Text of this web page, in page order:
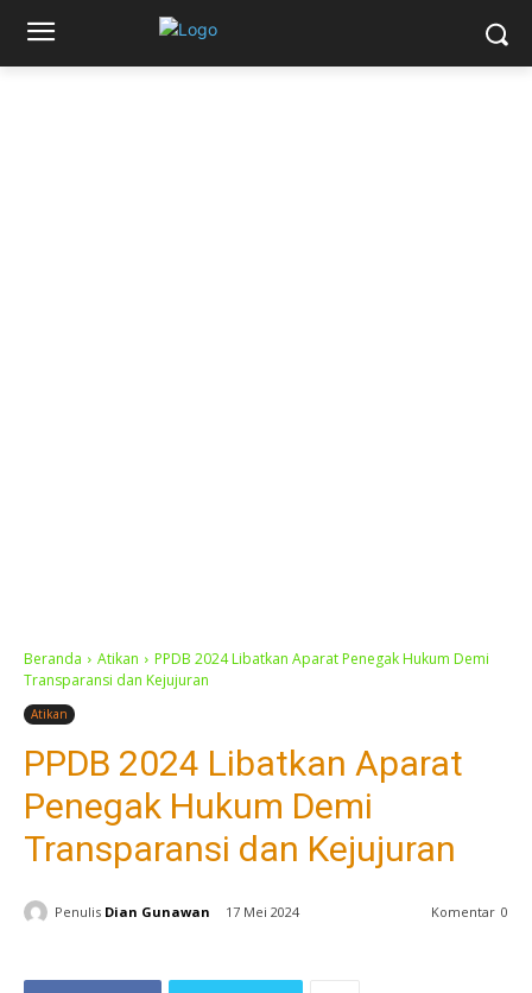
Beranda Atikan
PPDB 2024 Libatkan Aparat Penegak Hukum Demi
Transparansi dan Kejujuran
Atikan
PPDB 2024 Libatkan Aparat
Penegak Hukum Demi
Transparansi dan Kejujuran
Penulis Dian Gunawan 17 Mei 2024 Komentar 0